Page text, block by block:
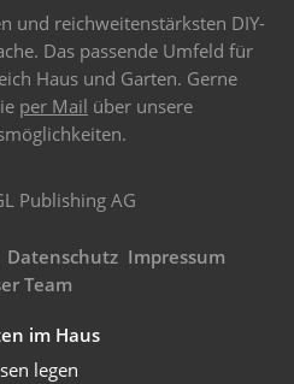
und reichweitenstärksten DIY-
Das passende Umfeld für
Haus und Garten. Gerne
per Mail über unsere
Publishing AG
Datenschutz Impressum
Team
im Haus
legen